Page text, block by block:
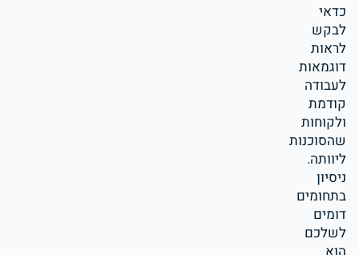
כדאי
לבקש
לראות
דוגמאות
לעבודה
קודמת
ולקוחות
שהסוכנות
ליוותה.
ניסיון
בתחומים
דומים
לשלכם